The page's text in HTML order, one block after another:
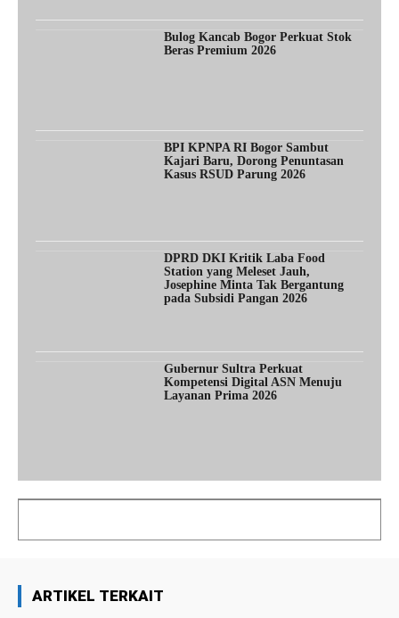
Bulog Kancab Bogor Perkuat Stok
Beras Premium 2026
BPI KPNPA RI Bogor Sambut
Kajari Baru, Dorong Penuntasan
Kasus RSUD Parung 2026
DPRD DKI Kritik Laba Food
Station yang Meleset Jauh,
Josephine Minta Tak Bergantung
pada Subsidi Pangan 2026
Gubernur Sultra Perkuat
Kompetensi Digital ASN Menuju
Layanan Prima 2026
ARTIKEL TERKAIT